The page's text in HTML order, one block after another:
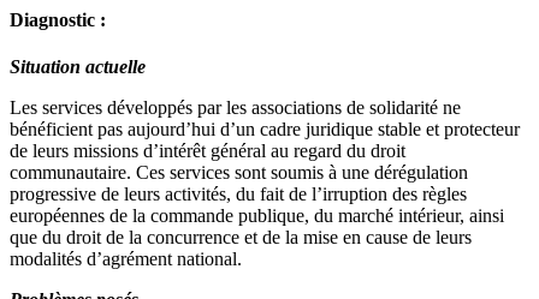
Diagnostic :
Situation actuelle
Les services développés par les associations de solidarité ne
bénéficient pas aujourd’hui d’un cadre juridique stable et protecteur
de leurs missions d’intérêt général au regard du droit
communautaire. Ces services sont soumis à une dérégulation
progressive de leurs activités, du fait de l’irruption des règles
européennes de la commande publique, du marché intérieur, ainsi
que du droit de la concurrence et de la mise en cause de leurs
modalités d’agrément national.